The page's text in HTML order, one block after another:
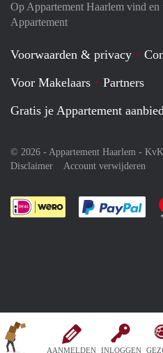
AANMELDEN INLOGGEN
Op Appartement Haarlem vind
Appartement
Voorwaarden & privacy
Voor Makelaars
Partners
Gratis je Appartement
© 2026 - Appartement Haarlem -
Disclaimer
Account verwijderen
Je